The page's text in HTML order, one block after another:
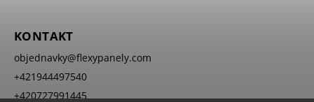
KONTAKT
objednavky@flexypanely.com
+421944497540
+420727991445